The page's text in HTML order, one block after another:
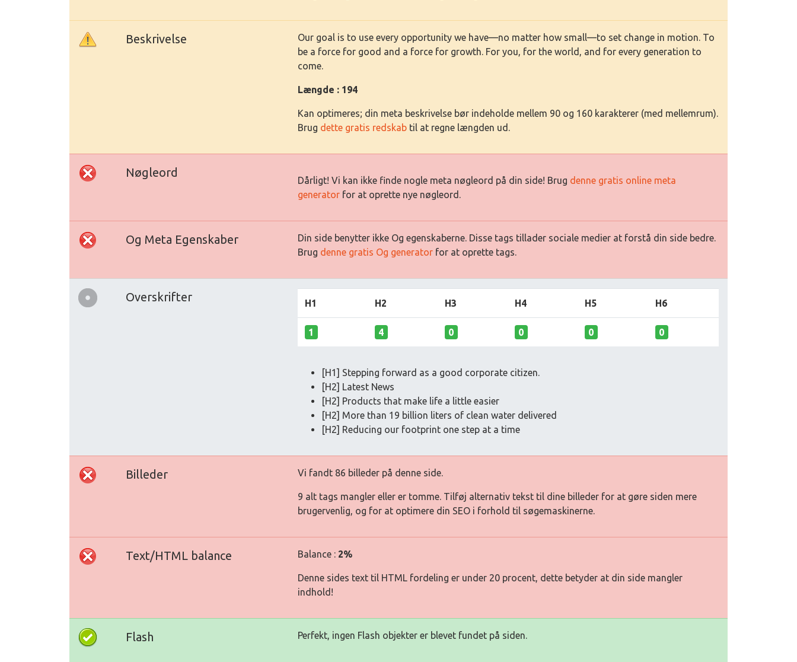
Beskrivelse
Our goal is to use every opportunity we have—no matter how small—to set change in motion. To
be a force for good and a force for growth. For you, for the world, and for every generation to
come.
Længde : 194
Kan optimeres; din meta beskrivelse bør indeholde mellem 90 og 160 karakterer (med mellemrum).
Brug dette gratis redskab til at regne længden ud.
Nøgleord
Dårligt! Vi kan ikke finde nogle meta nøgleord på din side! Brug denne gratis online meta
generator for at oprette nye nøgleord.
Og Meta Egenskaber
Din side benytter ikke Og egenskaberne. Disse tags tillader sociale medier at forstå din side bedre.
Brug denne gratis Og generator for at oprette tags.
Overskrifter H1 H2 H3 H4 H5 H6
1 4 0 0 0 0
[H1] Stepping forward as a good corporate citizen.
[H2] Latest News
[H2] Products that make life a little easier
[H2] More than 19 billion liters of clean water delivered
[H2] Reducing our footprint one step at a time
Billeder Vi fandt 86 billeder på denne side.
9 alt tags mangler eller er tomme. Tilføj alternativ tekst til dine billeder for at gøre siden mere
brugervenlig, og for at optimere din SEO i forhold til søgemaskinerne.
Text/HTML balance Balance : 2%
Denne sides text til HTML fordeling er under 20 procent, dette betyder at din side mangler
indhold!
Flash Perfekt, ingen Flash objekter er blevet fundet på siden.